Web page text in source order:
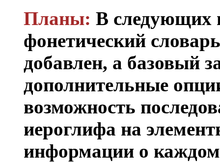
Планы: В следующих
фонетический
добавлен, а базовый
дополнительные
возможность
иероглифа на
информации о каждом